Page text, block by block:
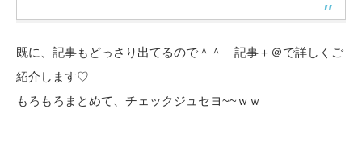
既に、記事もどっさり出てるので＾＾ 記事＋＠で詳しくご
紹介します♡
もろもろまとめて、チェックジュセヨ~~ｗｗ